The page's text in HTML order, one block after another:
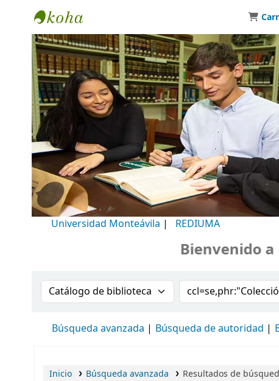
Biblioteca Universidad Monteávila
Universidad Monteávila | REDIUMA
Bienvenido a
Buscar en el catálogo por:Buscar en el
Búsqueda avanzada Búsqueda de autoridad
Inicio Búsqueda avanzada Resultados de